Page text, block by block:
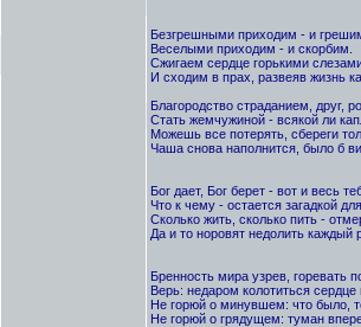
Безгрешными приходим - и
Веселыми приходим - и скорбим.
Сжигаем сердце горькими
И сходим в прах, развеяв жизнь
Благородство страданием, друг,
Стать жемчужиной - всякой ли
Можешь все потерять, сбереги
Чаша снова наполнится, было б
Бог дает, Бог берет - вот и весь
Что к чему - остается загадкой
Сколько жить, сколько пить -
Да и то норовят недолить каждый
Бренность мира узрев, горевать
Верь: недаром колотиться сердце
Не горюй о минувшем: что было,
Не горюй о грядущем: туман